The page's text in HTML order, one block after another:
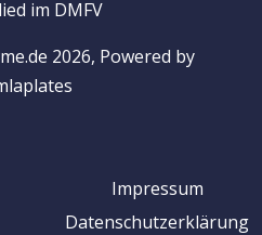
im DMFV
2026, Powered by
Impressum
Datenschutzerklärung